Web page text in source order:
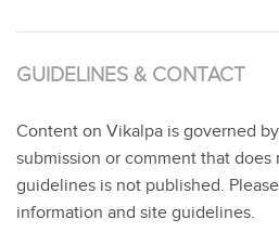
GUIDELINES & CONTACT
Content on Vikalpa is governed
submission or comment that does
guidelines is not published.
information and site guidelines.